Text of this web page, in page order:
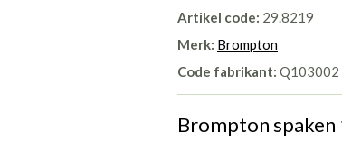
Artikel code: 29.8219
Merk: Brompton
Code fabrikant: Q103002
Brompton spaken